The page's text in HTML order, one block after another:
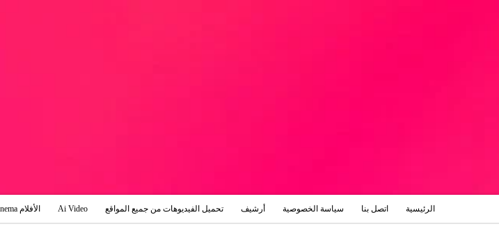
الرئيسية اتصل بنا سياسة الخصوصية أرشيف تحميل الفيديوهات من جميع المواقع Ai Video الأفلام Cinema